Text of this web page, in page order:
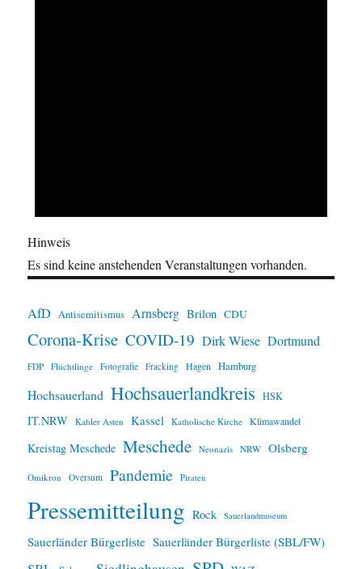
Hinweis
Es sind keine anstehenden Veranstaltungen vorhanden.
AfD Antisemitismus Arnsberg Brilon CDU
Corona-Krise COVID-19 Dirk Wiese Dortmund
FDP Flüchtlinge Fotografie Fracking Hagen Hamburg
Hochsauerland Hochsauerlandkreis HSK
IT.NRW Kahler Asten Kassel Katholische Kirche Klimawandel
Kreistag Meschede Meschede Neonazis NRW Olsberg
Omikron Oversum Pandemie Piraten
Pressemitteilung Rock Sauerlandmuseum
Sauerländer Bürgerliste Sauerländer Bürgerliste (SBL/FW)